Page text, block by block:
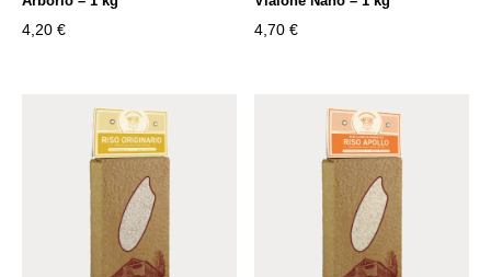
4,20 € 4,70€